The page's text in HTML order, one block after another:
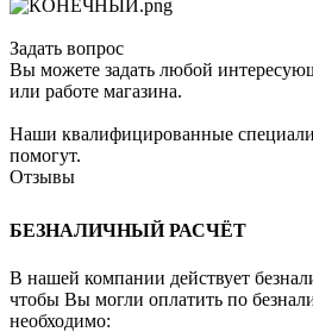
Задать вопрос
Вы можете задать любой
или работе магазина.
Наши квалифицированные
помогут.
Отзывы
БЕЗНАЛИЧНЫЙ РАСЧЁТ
В нашей компании действует
чтобы Вы могли оплатить по
необходимо: